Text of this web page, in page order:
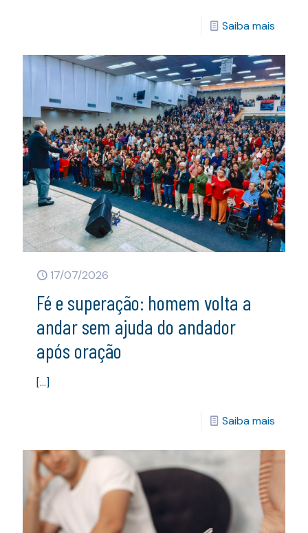
Saiba mais
17/07/2026
Fé e superação: homem volta a
andar sem ajuda do andador
após oração
[…]
Saiba mais